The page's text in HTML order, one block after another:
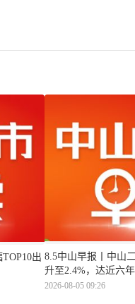
出 8.5中山早报丨中山
升至2.4%，达近六
2026-08-05 09:26